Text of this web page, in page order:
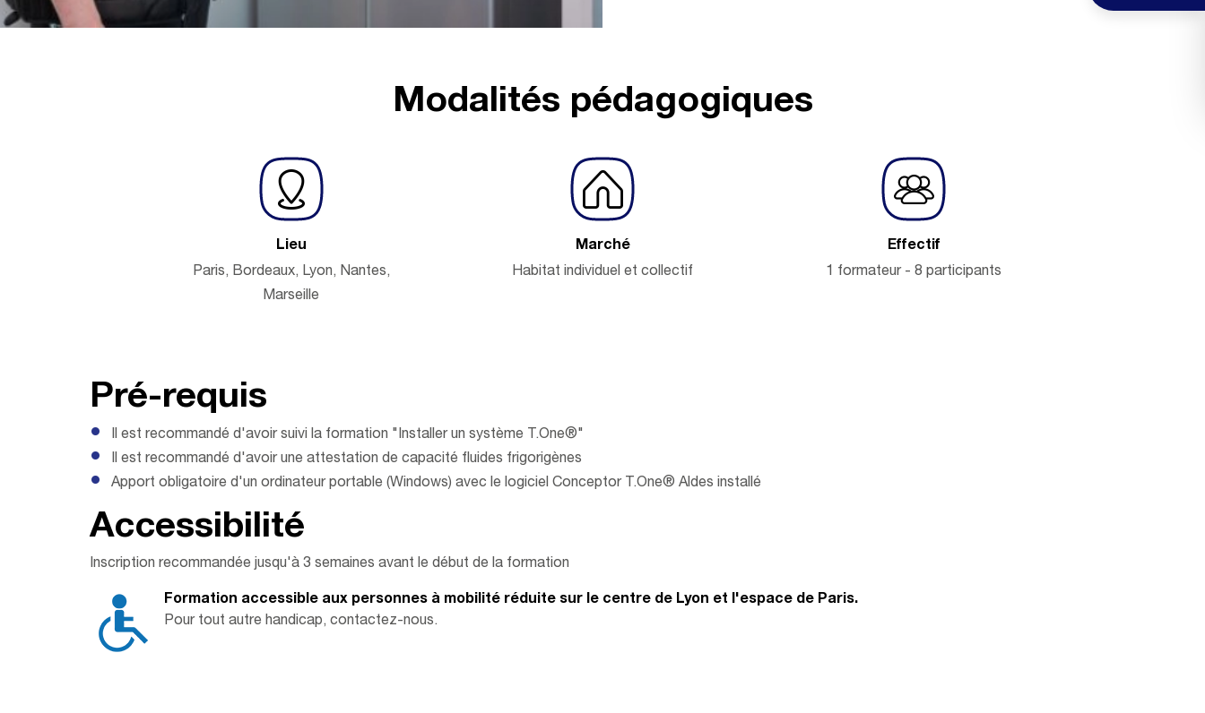
Modalités pédagogiques
Lieu
Paris, Bordeaux, Lyon, Nantes,
Marseille
Marché
Habitat individuel et collectif
Effectif
1 formateur - 8 participants
Pré-requis
Il est recommandé d'avoir suivi la formation "Installer un système T.One®"
Il est recommandé d'avoir une attestation de capacité fluides frigorigènes
Apport obligatoire d'un ordinateur portable (Windows) avec le logiciel Conceptor T.One® Aldes installé
Accessibilité
Inscription recommandée jusqu'à 3 semaines avant le début de la formation
Formation accessible aux personnes à mobilité réduite sur le centre de Lyon et l'espace de Paris.
Pour tout autre handicap, contactez-nous.